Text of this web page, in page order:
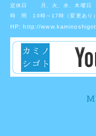
定休日 月、火、水、木曜日
時 間 10時～17時（変更あり）
HP:http://